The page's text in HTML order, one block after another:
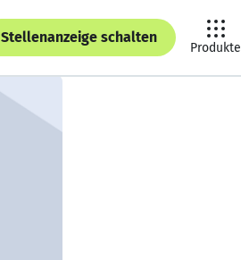
Stellenanzeige schalten
Produkte